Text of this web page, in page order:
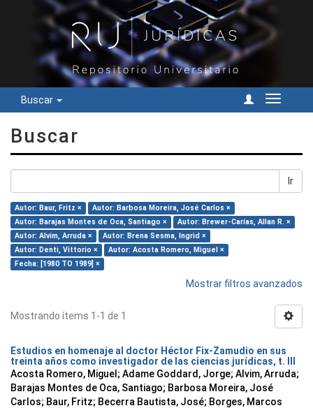
Buscar
Cambiar
Buscar
Ir
Autor: Baur, Fritz ×
Autor: Barbosa Moreira, José Carlos ×
Autor: Barajas Montes de Oca, Santiago ×
Autor: Brewer-Carías, Allan R. ×
Autor: Alvim, Arruda ×
Autor: Brena Sesma, Ingrid ×
Autor: Denti, Vittorio ×
Autor: Acosta Romero, Miguel ×
Fecha: [1980 TO 1989] ×
Mostrar filtros avanzados
Mostrando ítems 1-1 de 1
Estudios en homenaje al doctor Héctor Fix-Zamudio en sus
treinta años como investigador de las ciencias jurídicas, t. III
Acosta Romero, Miguel; Adame Goddard, Jorge; Alvim, Arruda;
Barajas Montes de Oca, Santiago; Barbosa Moreira, José
Carlos; Baur, Fritz; Becerra Bautista, José; Borges, Marcos